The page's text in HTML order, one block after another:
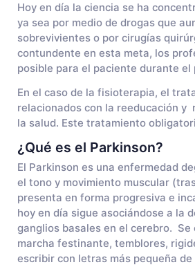
Hoy en día la ciencia se ha
ya sea por medio de drogas que
sobrevivientes o por cirugías
contundente en esta meta, los
posible para el paciente durante el
En el caso de la fisioterapia, el
relacionados con la reeducación y
la salud. Este tratamiento
¿Qué es el Parkinson?
El Parkinson es una enfermedad
el tono y movimiento muscular
presenta en forma progresiva e
hoy en día sigue asociándose a la
ganglios basales en el cerebro.
marcha festinante, temblores,
escribir con letras más pequeña